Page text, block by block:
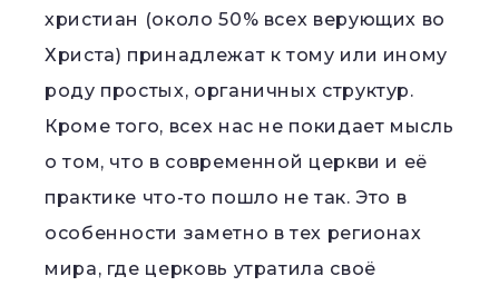
христиан (около 50% всех верующих во
Христа) принадлежат к тому или иному
роду простых, органичных структур.
Кроме того, всех нас не покидает мысль
о том, что в современной церкви и её
практике что-то пошло не так. Это в
особенности заметно в тех регионах
мира, где церковь утратила своё